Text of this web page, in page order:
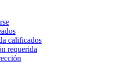
calificados
requerida